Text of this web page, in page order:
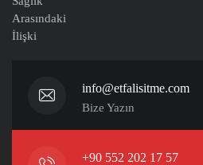
info@etfalisitme.com
Bize Yazın
+90 552 202 17 57